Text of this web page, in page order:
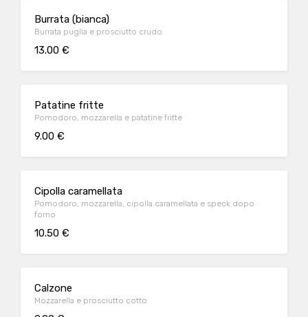
Burrata (bianca)
Burrata puglia e prosciutto crudo
13.00 €
Patatine fritte
Pomodoro, mozzarella e patatine fritte
9.00 €
Cipolla caramellata
Pomodoro, mozzarella, cipolla caramellata e speck dopo
forno
10.50 €
Calzone
Mozzarella e prosciutto cotto